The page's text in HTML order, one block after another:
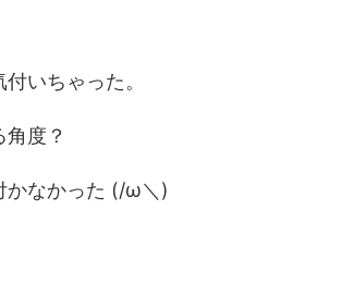
いちゃった。
度？
かなかった (/ω＼)